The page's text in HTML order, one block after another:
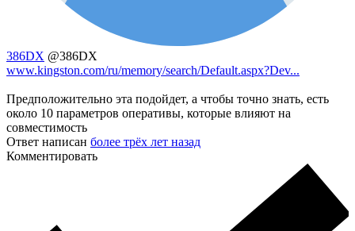
386DX @386DX
www.kingston.com/ru/memory/search/Default.aspx?Dev...
Предположительно эта подойдет, а чтобы точно знать, есть
около 10 параметров оперативы, которые влияют на
совместимость
Ответ написан более трёх лет назад
Комментировать